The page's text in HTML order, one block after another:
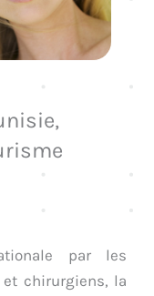
par les
chirurgiens, la